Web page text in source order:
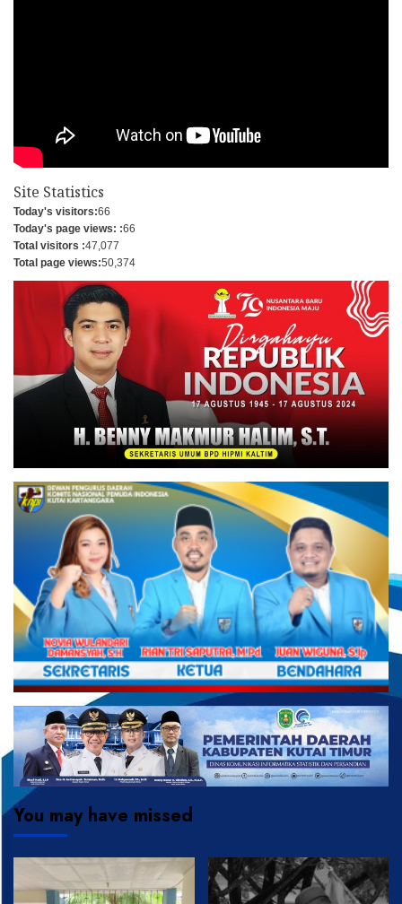
Site Statistics
Today's visitors:66
Today's page views: :66
Total visitors :47,077
Total page views:50,374
You may have missed